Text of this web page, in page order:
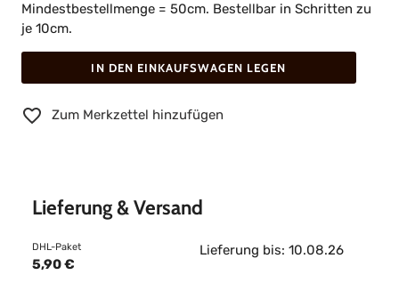
Mindestbestellmenge = 50cm. Bestellbar in Schritten zu
je 10cm.
IN DEN EINKAUFSWAGEN LEGEN
Zum Merkzettel hinzufügen
Lieferung & Versand
DHL-Paket
5,90 €
Lieferung bis: 10.08.26